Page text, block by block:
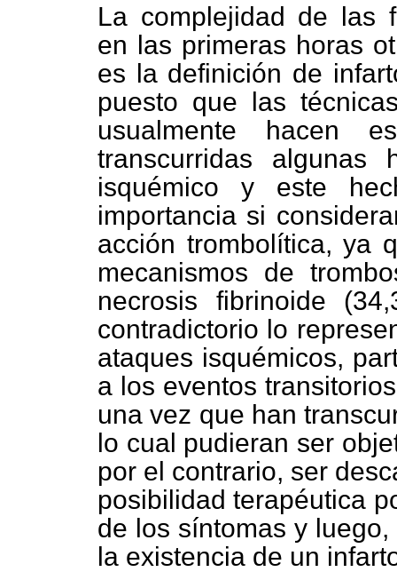
La complejidad de las
en las primeras horas
es la definición de
puesto que las
usualmente hacen
transcurridas
isquémico y este
importancia si
acción trombolítica, ya
mecanismos de
necrosis fibrinoide
contradictorio lo
ataques isquémicos,
a los eventos
una vez que han
lo cual pudieran ser
por el contrario, ser
posibilidad terapéutica
de los síntomas y
la existencia de un